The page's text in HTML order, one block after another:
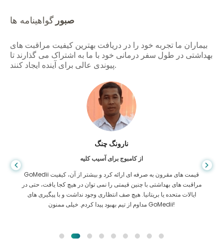
صبور گواهینامه ها
بیماران ما تجربه خود را در دریافت بهترین کیفیت مراقبت های
بهداشتی در طول سفر درمانی خود با ما به اشتراک می گذارند تا
پیوندی عالی برای آینده ایجاد کنند.
شاندا داس
از بنگلادش برای گوارش
من از پسرم و تیم درخشان GoMedii که در سفر من از بنگلادش به هند برای
درمان به من کمک کردند تشکر کرده ام. ما در انتخاب GoMedii انتخاب
درستی کردیم. آنها حتی پس از درمان پیوند خوبی با ما حفظ می کنند